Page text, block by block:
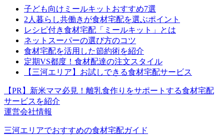
子ども向けミールキットおすすめ7選
2人暮らし共働きが食材宅配を選ぶポイント
レシピ付き食材宅配「ミールキット」とは
ネットスーパーの選び方のコツ
食材宅配を活用した節約術を紹介
定期VS都度！食材配達の注文スタイル
【三河エリア】お試しできる食材宅配サービス
【PR】新米ママ必見！離乳食作りをサポートする食材宅配
サービスを紹介
運営会社情報
三河エリアでおすすめの食材宅配ガイド